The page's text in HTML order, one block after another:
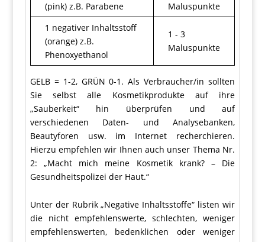
(pink) z.B. Parabene
Maluspunkte
1 negativer Inhaltsstoff
(orange) z.B.
Phenoxyethanol
1 - 3
Maluspunkte
GELB = 1-2, GRÜN 0-1. Als Verbraucher/in sollten
Sie selbst alle Kosmetikprodukte auf ihre
„Sauberkeit“ hin überprüfen und auf
verschiedenen Daten- und Analysebanken,
Beautyforen usw. im Internet recherchieren.
Hierzu empfehlen wir Ihnen auch unser Thema Nr.
2: „Macht mich meine Kosmetik krank? – Die
Gesundheitspolizei der Haut.“
Unter der Rubrik „Negative Inhaltsstoffe“ listen wir
die nicht empfehlenswerte, schlechten, weniger
empfehlenswerten, bedenklichen oder weniger